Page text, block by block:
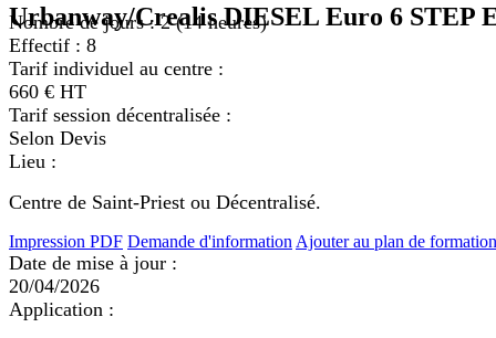
Urbanway/Crealis DIESEL Euro 6 STEP
Nombre de jours :2 (14 heures)
Effectif : 8
Tarif individuel au centre :
660 € HT
Tarif session décentralisée :
Selon Devis
Lieu :
Centre de Saint-Priest ou Décentralisé.
Impression PDF Demande d'information Ajouter au plan de formation
Date de mise à jour :
20/04/2026
Application :